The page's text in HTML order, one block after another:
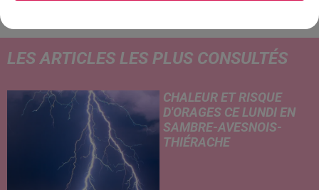
LES ARTICLES LES PLUS CONSULTÉS
CHALEUR ET RISQUE
D'ORAGES CE LUNDI EN
SAMBRE-AVESNOIS-
THIÉRACHE